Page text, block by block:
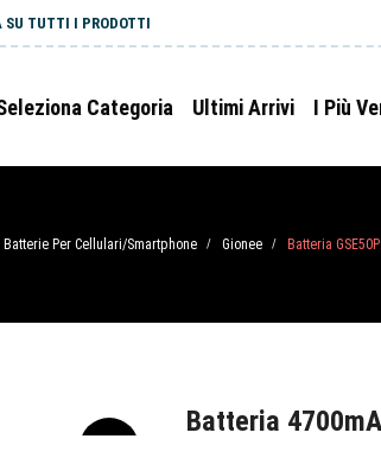
SU TUTTI I PRODOTTI
Categoria Ultimi Arrivi I Più
Batterie Per Cellulari/Smartphone / Gionee / Batteria
Batteria